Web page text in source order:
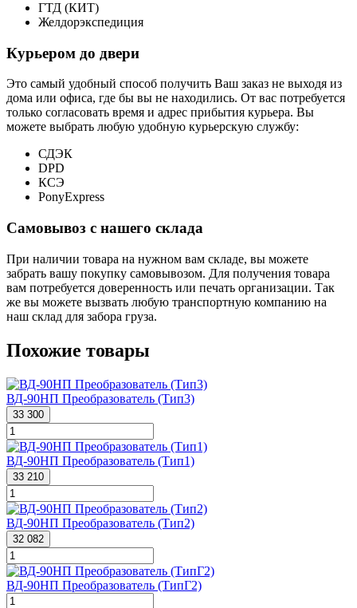
ГТД (КИТ)
Желдорэкспедиция
Курьером до двери
Это самый удобный способ получить Ваш заказ не выходя из
дома или офиса, где бы вы не находились. От вас потребуется
только согласовать время и адрес прибытия курьера. Вы
можете выбрать любую удобную курьерскую службу:
СДЭК
DPD
КСЭ
PonyExpress
Самовывоз с нашего склада
При наличии товара на нужном вам складе, вы можете
забрать вашу покупку самовывозом. Для получения товара
вам потребуется доверенность или печать организации. Так
же вы можете вызвать любую транспортную компанию на
наш склад для забора груза.
Похожие товары
ВД-90НП Преобразователь (Тип3)
33 300
ВД-90НП Преобразователь (Тип1)
33 210
ВД-90НП Преобразователь (Тип2)
32 082
ВД-90НП Преобразователь (ТипГ2)